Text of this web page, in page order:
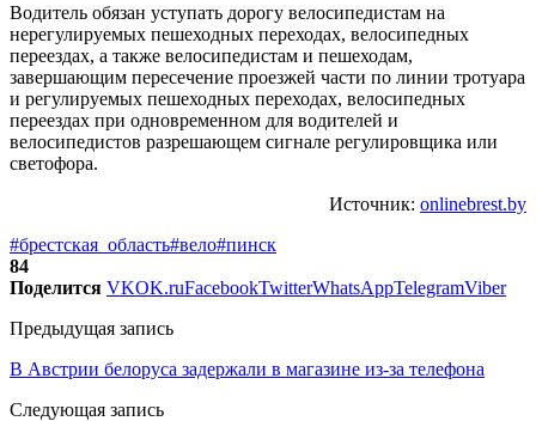
Водитель обязан уступать дорогу велосипедистам на
нерегулируемых пешеходных переходах, велосипедных
переездах, а также велосипедистам и пешеходам,
завершающим пересечение проезжей части по линии тротуара
и регулируемых пешеходных переходах, велосипедных
переездах при одновременном для водителей и
велосипедистов разрешающем сигнале регулировщика или
светофора.
Источник: onlinebrest.by
#брестская_область#вело#пинск
84
Поделится VKOK.ruFacebookTwitterWhatsAppTelegramViber
Предыдущая запись
В Австрии белоруса задержали в магазине из-за телефона
Следующая запись